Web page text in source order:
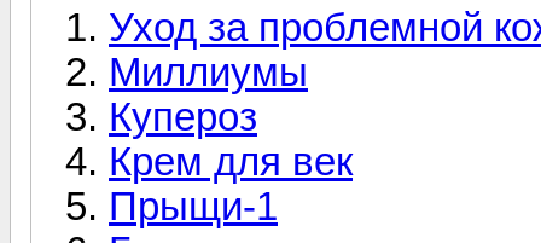
Уход за проблемной
Миллиумы
Купероз
Крем для век
Прыщи-1